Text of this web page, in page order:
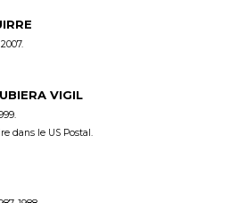
VIGIL
dans le US Postal.